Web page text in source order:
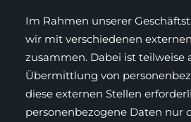
Im Rahmen unserer
wir mit verschiedenen
zusammen. Dabei ist teilweise
Übermittlung von
diese externen Stellen
personenbezogene Daten nur